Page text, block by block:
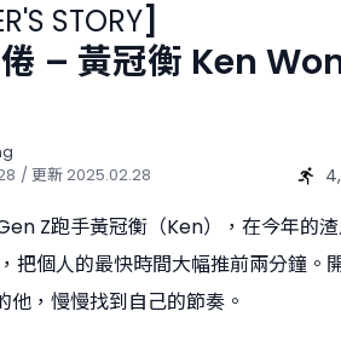
STORY
– 黃冠衡 Ken
/ 更新2025.02.28
Z跑手黃冠衡（Ken），在今年的
把個人的最快時間大幅推前兩分鐘。
他，慢慢找到自己的節奏。